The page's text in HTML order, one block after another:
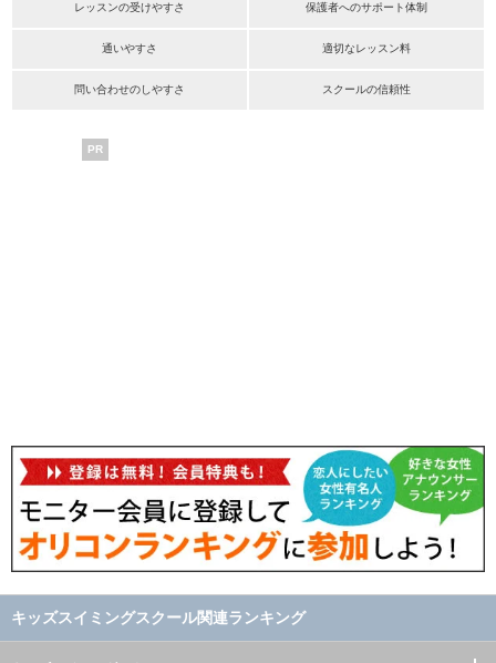
レッスンの受けやすさ 保護者へのサポート体制
通いやすさ 適切なレッスン料
問い合わせのしやすさ スクールの信頼性
PR
キッズスイミングスクール関連ランキング